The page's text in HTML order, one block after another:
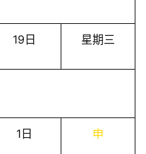
19日 星期三
1日 申